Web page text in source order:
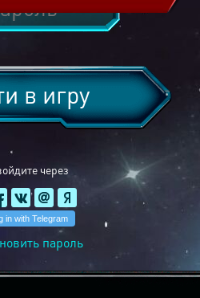
через
в игру
пароль